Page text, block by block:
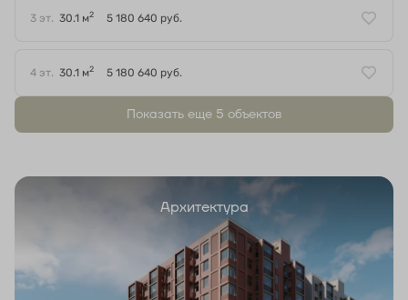
3 эт. 30.1 м2 5 180 640 руб.
4 эт. 30.1 м2 5 180 640 руб.
Показать еще 5 объектов
Архитектура